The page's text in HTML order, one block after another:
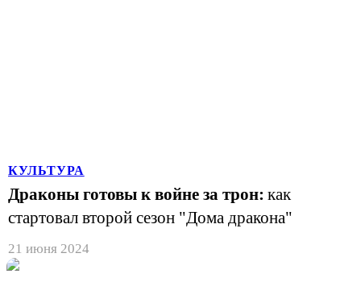
КУЛЬТУРА
Драконы готовы к войне за трон: как
стартовал второй сезон "Дома дракона"
21 июня 2024